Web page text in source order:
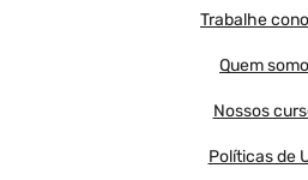
Trabalhe
Quem
Nossos
Políticas de